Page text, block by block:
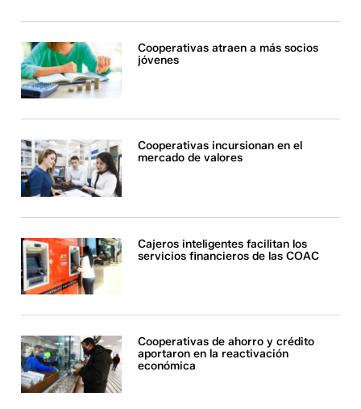
Cooperativas atraen a más socios
jóvenes
Cooperativas incursionan en el
mercado de valores
Cajeros inteligentes facilitan los
servicios financieros de las COAC
Cooperativas de ahorro y crédito
aportaron en la reactivación
económica